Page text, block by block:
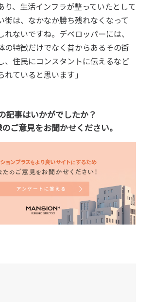
り、生活インフラが整っていたとして
街は、なかなか勝ち残れなくなって
れないですね。デベロッパーには、
の特徴だけでなく昔からあるその街
、住民にコンスタントに伝えるなど
ていると思います」
記事はいかがでしたか？
ご意見をお聞かせください。